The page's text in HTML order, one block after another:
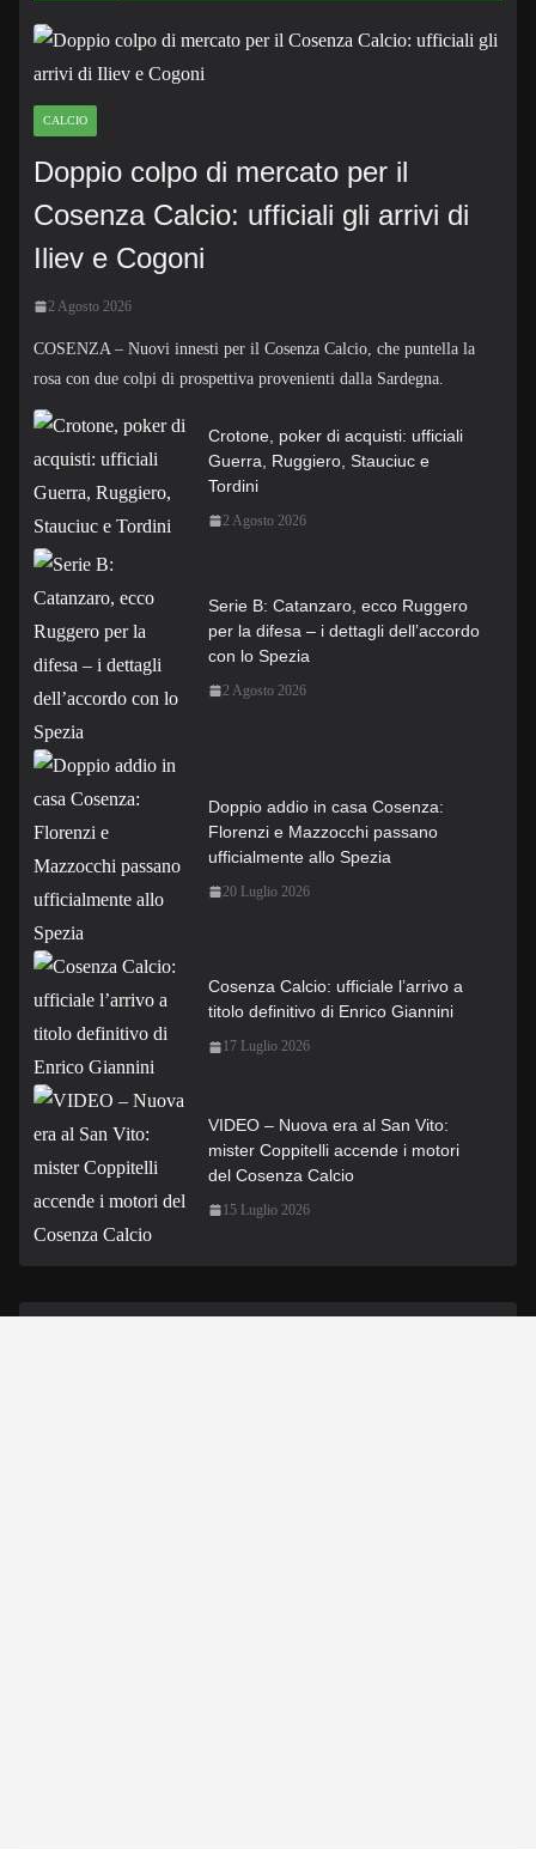
CALCIO
Doppio colpo di mercato per il
Cosenza Calcio: ufficiali gli arrivi di
Iliev e Cogoni
2 Agosto 2026
COSENZA – Nuovi innesti per il Cosenza Calcio, che puntella la
rosa con due colpi di prospettiva provenienti dalla Sardegna.
Crotone, poker di acquisti: ufficiali
Guerra, Ruggiero, Stauciuc e
Tordini
2 Agosto 2026
Serie B: Catanzaro, ecco Ruggero
per la difesa – i dettagli dell’accordo
con lo Spezia
2 Agosto 2026
Doppio addio in casa Cosenza:
Florenzi e Mazzocchi passano
ufficialmente allo Spezia
20 Luglio 2026
Cosenza Calcio: ufficiale l’arrivo a
titolo definitivo di Enrico Giannini
17 Luglio 2026
VIDEO – Nuova era al San Vito:
mister Coppitelli accende i motori
del Cosenza Calcio
15 Luglio 2026